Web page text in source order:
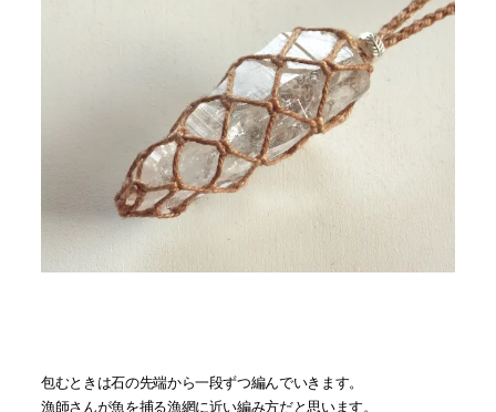
包むときは石の先端から一段ずつ編んでいきます。
漁師さんが魚を捕る漁網に近い編み方だと思います。